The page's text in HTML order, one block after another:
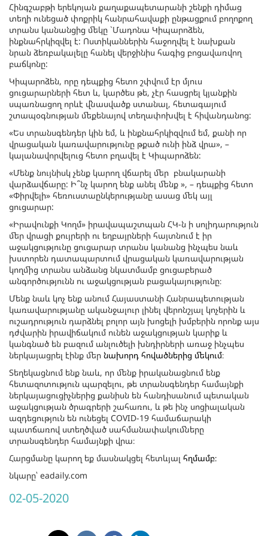
Հինգշաբթի երեկոյան քաղաքապետարանի շենքի դիմաց
տեղի ունեցած փոքրիկ հանրահավաքի ընթացքում բողոքող
տրանս կանանցից մեկը `Մադոնա Կիպարոձեն,
ինքնահրկիզվել է: Ոստիկաններին հաջողվել է նախքան
նրան ձեռբակալելը հանել վերջինիս հագից բոցավառվող
բաճկոնը:
Կիպարոձեն, որը դեպքից հետո շփվում էր մյուս
ցուցարարների հետ և, կարծես թե, չէր հասցրել կյանքին
սպառնացող որևէ վնասվածք ստանալ, հետագայում
շտապօգնության մեքենայով տեղափոխվել է հիվանդանոց:
«Ես տրանսգենդեր կին եմ, և ինքնահրկիզվում եմ, քանի որ
վրացական կառավարությունը թքած ունի ինձ վրա», –
կալանավորվելուց հետո բղավել է Կիպարոձեն:
«Մենք նույնիսկ չենք կարող վճարել մեր բնակարանի
վարձավճարը: Ի՞նչ կարող ենք անել մենք », – դեպքից հետո
«Փիրվելի» հեռուստաընկերությանը ասաց մեկ այլ
ցուցարար:
«Իրավունքի Կողմ» իրավապաշտպան ՀԿ-ն ի սոլիդարություն
մեր վրացի քույրերի ու եղբայրների հայտնում է իր
աջակցությունը ցուցարար տրանս կանանց ինչպես նաև
խստորեն դատապարտում վրացական կառավարության
կողմից տրանս անձանց նկատմամբ ցուցաբերած
անգործությունն ու աջակցության բացակայությունը։
Մենք նաև կոչ ենք անում Հայաստանի Հանրապետության
կառավարությանը ականջալուր լինել վերոնշյալ կոչերին և
ուշադրություն դարձնել բոլոր այն խոցելի խմբերին որոնք այս
դժվարին իրավիճակում ունեն աջակցության կարիք և
կանգնած են բազում անլուծելի խնդիրների առաջ ինչպես
ներկայացրել էինք մեր նախորդ հովածներից մեկում։
Տեղեկացնում ենք նաև, որ մենք իրականացնում ենք
հետազոտություն պարզելու, թե տրանսգենդեր համայնքի
ներկայացուցիչներից քանիսն են հանդիսանում պետական
աջակցության ծրագրերի շահառու, և թե ինչ սոցիալական
ազդեցություն են ունեցել COVID-19 համաճարակի
պատճառով ստեղծված սահմանափակումները
տրանսգենդեր համայնքի վրա։
Հարցմանը կարող եք մասնակցել հետևյալ հղմամբ։
նկարը՝ eadaily.com
02-05-2020